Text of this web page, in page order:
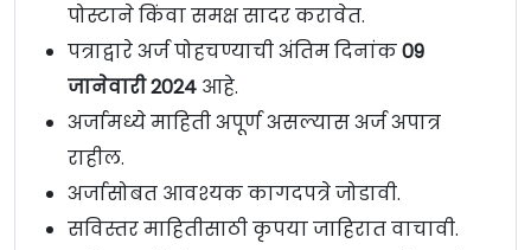
पोस्टाने किंवा समक्ष सादर करावेत.
पत्राद्वारे अर्ज पोहचण्याची अंतिम दिनांक09
जानेवारी 2024 आहे.
अर्जामध्ये माहिती अपूर्ण असल्यास अर्ज अपात्र
राहील.
अर्जासोबत आवश्यक कागदपत्रे जोडावी.
सविस्तर माहितीसाठी कृपया जाहिरात वाचावी.